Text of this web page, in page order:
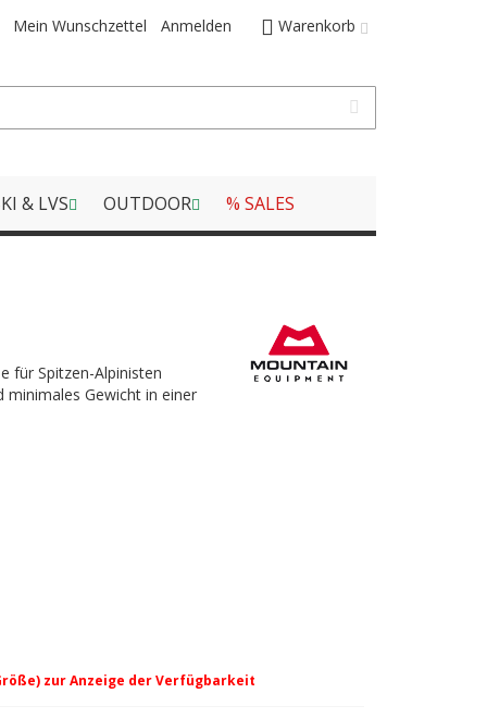
Warenkorb
Mein Wunschzettel Anmelden
& LVS OUTDOOR % SALES
für Spitzen-Alpinisten
minimales Gewicht in einer
zur Anzeige der Verfügbarkeit